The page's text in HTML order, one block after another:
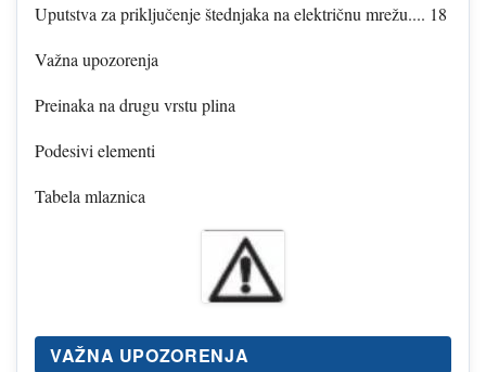
Uputstva za priključenje štednjaka na električnu mrežu.... 18
Važna upozorenja
Preinaka na drugu vrstu plina
Podesivi elementi
Tabela mlaznica
VAŽNA UPOZORENJA